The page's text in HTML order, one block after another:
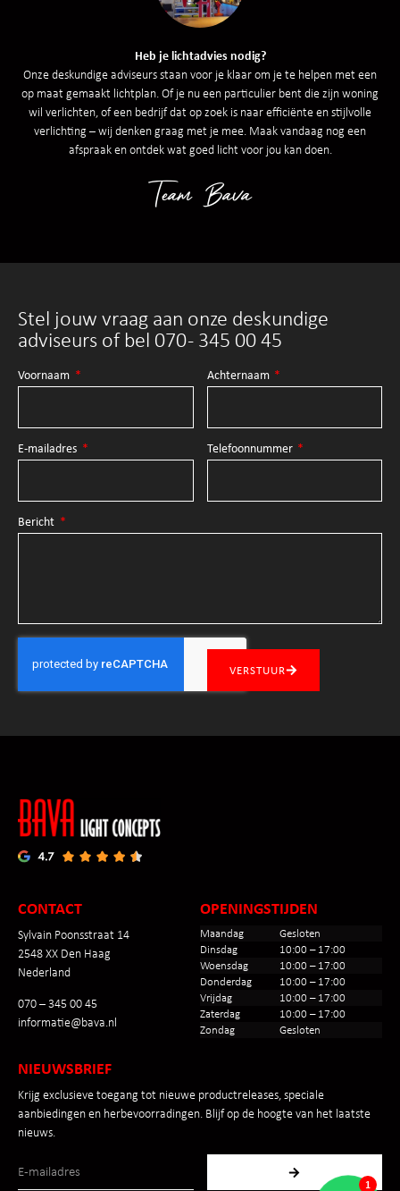
Stel jouw vraag aan onze deskundige
adviseurs of bel 070 - 345 00 45
Voornaam Achternaam
E-mailadres Telefoonnummer
Bericht
VERSTUUR
Heb je lichtadvies nodig?
Onze deskundige adviseurs staan voor je klaar om je te helpen met een
op maat gemaakt lichtplan. Of je nu een particulier bent die zijn woning
wil verlichten, of een bedrijf dat op zoek is naar efficiënte en stijlvolle
verlichting – wij denken graag met je mee. Maak vandaag nog een
afspraak en ontdek wat goed licht voor jou kan doen.
Team Bava
CONTACT
Sylvain Poonsstraat 14
2548 XX Den Haag
Nederland
070 – 345 00 45
informatie@bava.nl
OPENINGSTIJDEN
Maandag
Gesloten
Dinsdag
10:00 – 17:00
Woensdag
10:00 – 17:00
Donderdag
10:00 – 17:00
Vrijdag
10:00 – 17:00
Zaterdag
10:00 – 17:00
Zondag
Gesloten
NIEUWSBRIEF
Krijg exclusieve toegang tot nieuwe productreleases, speciale
aanbiedingen en herbevoorradingen. Blijf op de hoogte van het laatste
nieuws.